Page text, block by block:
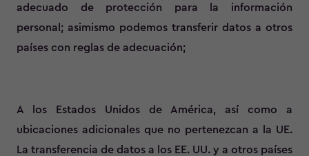
adecuado de protección para la información
personal; asimismo podemos transferir datos a otros
países con reglas de adecuación;
A los Estados Unidos de América, así como a
ubicaciones adicionales que no pertenezcan a la UE.
La transferencia de datos a los EE. UU. y a otros países